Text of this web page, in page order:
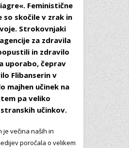
Feministične
skočile v zrak in
Strokovnjaki
za zdravila
in zdravilo
uporabo, čeprav
Flibanserin v
majhen učinek na
pa veliko
učinkov.
je večina naših in
poročala o velikem